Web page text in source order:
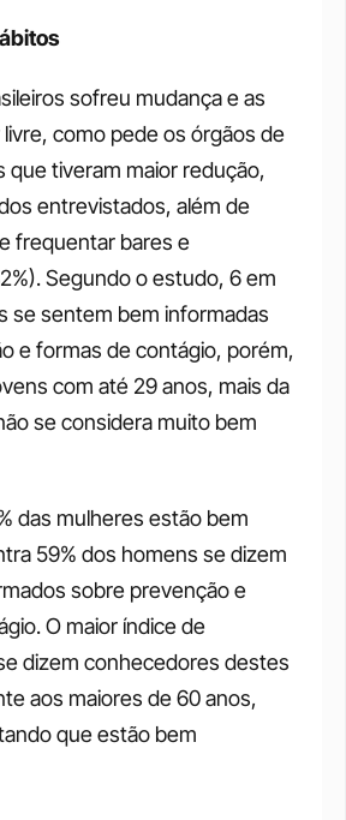
sofreu mudança e as
como pede os órgãos de
que tiveram maior redução,
entrevistados, além de
frequentar bares e
Segundo o estudo, 6 em
se sentem bem informadas
e formas de contágio, porém,
com até 29 anos, mais da
se considera muito bem
das mulheres estão bem
59% dos homens se dizem
sobre prevenção e
O maior índice de
dizem conhecedores destes
aos maiores de 60 anos,
que estão bem